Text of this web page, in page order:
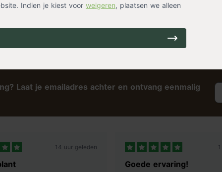
Indien je kiest voor weigeren, plaatsen we alleen
voet geleverd. De voet
Laat je emailadres achter en ontvang eenmalig
14 uur geleden
Goede ervaring!